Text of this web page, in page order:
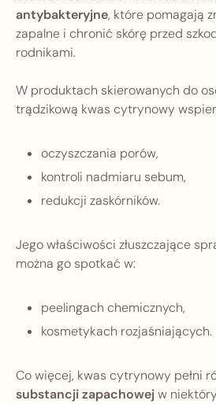
antybakteryjne, które pomagają
zapalne i chronić skórę przed
rodnikami.
W produktach skierowanych do
trądzikową kwas cytrynowy
oczyszczania porów,
kontroli nadmiaru sebum,
redukcji zaskórników.
Jego właściwości złuszczające
można go spotkać w:
peelingach chemicznych,
kosmetykach rozjaśniających.
Co więcej, kwas cytrynowy pełni
substancji zapachowejw